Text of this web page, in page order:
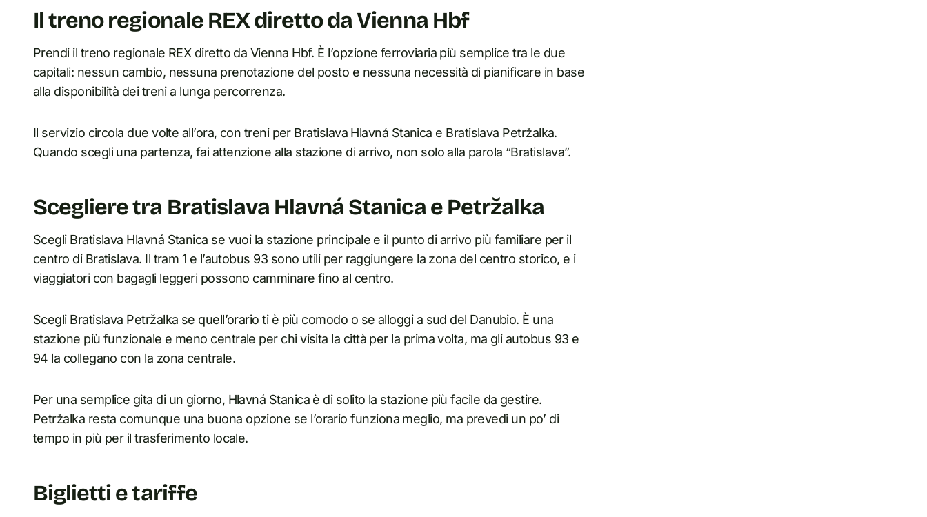
Il treno regionale REX diretto da Vienna Hbf
Prendi il treno regionale REX diretto da Vienna Hbf. È l’opzione ferroviaria più semplice tra le due
capitali: nessun cambio, nessuna prenotazione del posto e nessuna necessità di pianificare in base
alla disponibilità dei treni a lunga percorrenza.
Il servizio circola due volte all’ora, con treni per Bratislava Hlavná Stanica e Bratislava Petržalka.
Quando scegli una partenza, fai attenzione alla stazione di arrivo, non solo alla parola “Bratislava”.
Scegliere tra Bratislava Hlavná Stanica e Petržalka
Scegli Bratislava Hlavná Stanica se vuoi la stazione principale e il punto di arrivo più familiare per il
centro di Bratislava. Il tram 1 e l’autobus 93 sono utili per raggiungere la zona del centro storico, e i
viaggiatori con bagagli leggeri possono camminare fino al centro.
Scegli Bratislava Petržalka se quell’orario ti è più comodo o se alloggi a sud del Danubio. È una
stazione più funzionale e meno centrale per chi visita la città per la prima volta, ma gli autobus 93 e
94 la collegano con la zona centrale.
Per una semplice gita di un giorno, Hlavná Stanica è di solito la stazione più facile da gestire.
Petržalka resta comunque una buona opzione se l’orario funziona meglio, ma prevedi un po’ di
tempo in più per il trasferimento locale.
Biglietti e tariffe